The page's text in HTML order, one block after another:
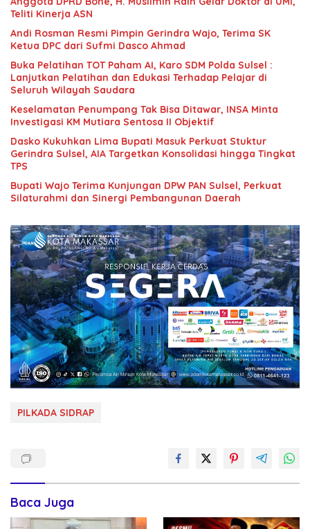
Teliti Kinerja ASN
Andi Rosman Resmi Pimpin Gerindra Wajo, Terima SK
Ketua DPC dari Sufmi Dasco Ahmad
Buka Pelatihan TOT Paham AI, Karo SDM Polda Sulsel :
Lanjutkan Pelatihan dan Edukasi Terhadap Pelajar di
Seluruh Wilayah Saudara
Keselamatan Penumpang Tak Bisa Ditawar, INSA Minta
Investigasi KM Mutiara Sentosa II Objektif
Dasko Kukuhkan Lima Bupati Masuk Perkuat Stuktur
Gerindra Sulsel, AIA Targetkan Konsolidasi hingga Tingkat
TPS
Bupati Wajo Terima Kunjungan DPW PAN Sulsel, Perkuat
Silaturahmi dan Sinergi Pembangunan Daerah
PILKADA SIDRAP
Baca Juga